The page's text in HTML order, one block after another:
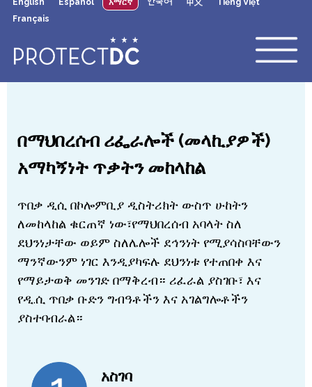
Skip to main content
English Español አማርኛ 한국어 中文
Tiếng Việt
Français
በማህበረሰብ ሪፌራሎች (መላኪያዎች)
አማካኝነት ጥቃትን መከላከል
ጥበቃ ዲሲ በኮሎምቢያ ዲስትሪክት ውስጥ ሁከትን
ለመከላከል ቁርጠኛ ነው፣የማህበረሰብ አባላት ስለ
ደህንነታቸው ወይም ስለሌሎች ደኅንነት የሚያሳስባቸውን
ማንኛውንም ነገር እንዲያካፍሉ ደህንነቱ የተጠበቀ እና
የማይታወቅ መንገድ በማቅረብ። ሪፈራል ያስገቡ፣ እና
የዲ.ሲ ጥበቃ ቡድን ግብዓቶችን እና አገልግሎቶችን
ያስተባብራል።
አስገባ